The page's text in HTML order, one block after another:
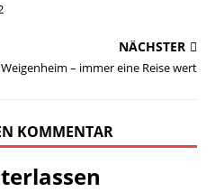
NÄCHSTER
– immer eine Reise wert
KOMMENTAR